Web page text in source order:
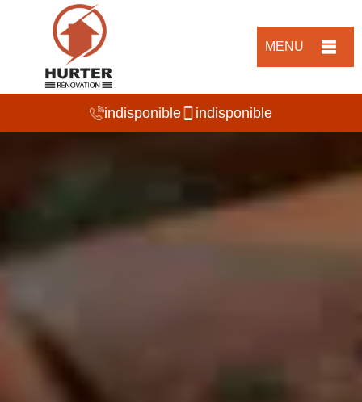
MENU
indisponible indisponible